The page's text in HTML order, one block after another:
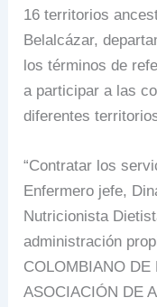
16 territorios
Belalcázar,
los términos de
a participar a las
diferentes
“Contratar los
Enfermero jefe,
Nutricionista
administración
COLOMBIANO DE
ASOCIACIÓN DE